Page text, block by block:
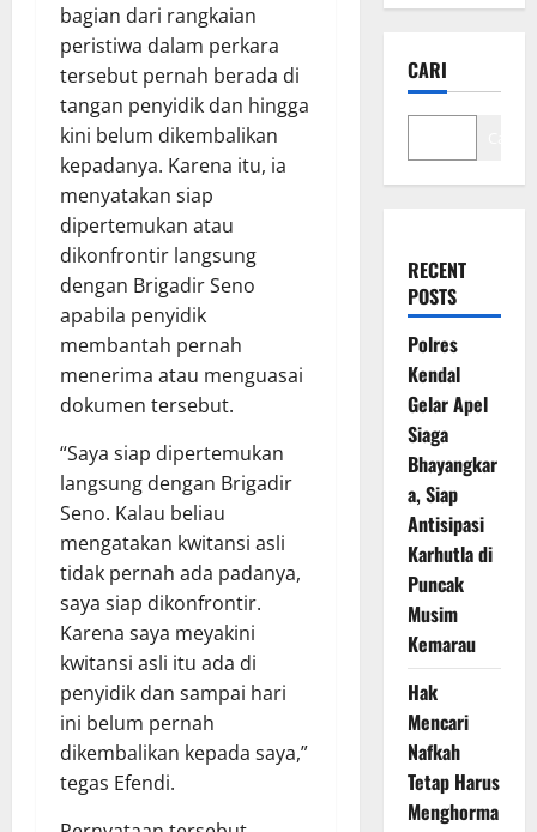
bagian dari rangkaian
peristiwa dalam perkara
tersebut pernah berada di
tangan penyidik dan hingga
kini belum dikembalikan
kepadanya. Karena itu, ia
menyatakan siap
dipertemukan atau
dikonfrontir langsung
dengan Brigadir Seno
apabila penyidik
membantah pernah
menerima atau menguasai
dokumen tersebut.
“Saya siap dipertemukan
langsung dengan Brigadir
Seno. Kalau beliau
mengatakan kwitansi asli
tidak pernah ada padanya,
saya siap dikonfrontir.
Karena saya meyakini
kwitansi asli itu ada di
penyidik dan sampai hari
ini belum pernah
dikembalikan kepada saya,”
tegas Efendi.
CARI
RECENT
POSTS
Polres
Kendal
Gelar Apel
Siaga
Bhayangkar
a, Siap
Antisipasi
Karhutla di
Puncak
Musim
Kemarau
Hak
Mencari
Nafkah
Tetap Harus
Menghorma